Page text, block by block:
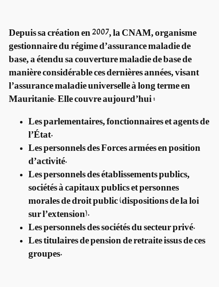
Depuis sa création en 2007, la CNAM, organisme
gestionnaire du régime d’assurance maladie de
base, a étendu sa couverture maladie de base de
manière considérable ces dernières années, visant
l’assurance maladie universelle à long terme en
Mauritanie. Elle couvre aujourd’hui :
Les parlementaires, fonctionnaires et agents de
l’État.
Les personnels des Forces armées en position
d’activité.
Les personnels des établissements publics,
sociétés à capitaux publics et personnes
morales de droit public (dispositions de la loi
sur l’extension).
Les personnels des sociétés du secteur privé.
Les titulaires de pension de retraite issus de ces
groupes.